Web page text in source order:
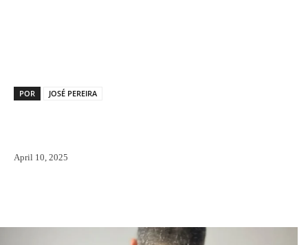
POR JOSÉ PEREIRA
April 10, 2025